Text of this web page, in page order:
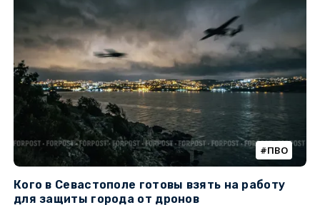
ПВО
Кого в Севастополе готовы взять на работу
для защиты города от дронов